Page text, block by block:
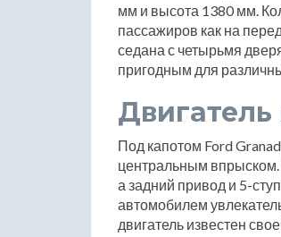
мм и высота 1380 мм.
пассажиров как на
седана с четырьмя
пригодным для
Под капотом Ford
центральным
а задний привод и 5-
автомобилем
двигатель известен